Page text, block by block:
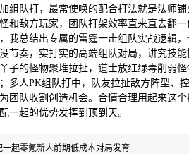
组队打，最常使唤的配合打法就是法师
和敌方玩家，团队打架效率直来直去翻一
我总结出专属的雷霆一击组队实战逻辑
节奏，实打实的高端组队对局，讲究技
子的怪物聚堆拉扯，道士放红绿毒削弱
多人PK组队打中，队友拉扯敌方阵型、
团队收割创造机会。合情合理用起来这
一起的优势发挥到顶到天。
起零氪新人前期低成本对局发育